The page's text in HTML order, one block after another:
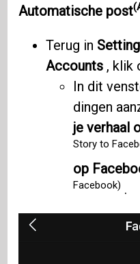
Automatische post
Terug in
Accounts , klik
In dit
dingen
je verhaal
Story to
op
Facebook) .